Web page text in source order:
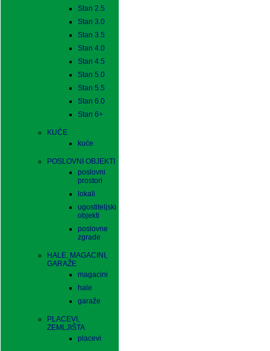
Stan 2.5
Stan 3.0
Stan 3.5
Stan 4.0
Stan 4.5
Stan 5.0
Stan 5.5
Stan 6.0
Stan 6+
KUĆE
kuće
POSLOVNI OBJEKTI
poslovni
prostori
lokali
ugostiteljski
objekti
poslovne
zgrade
HALE, MAGACINI,
GARAŽE
magacini
hale
garaže
PLACEVI,
ZEMLJIŠTA
placevi